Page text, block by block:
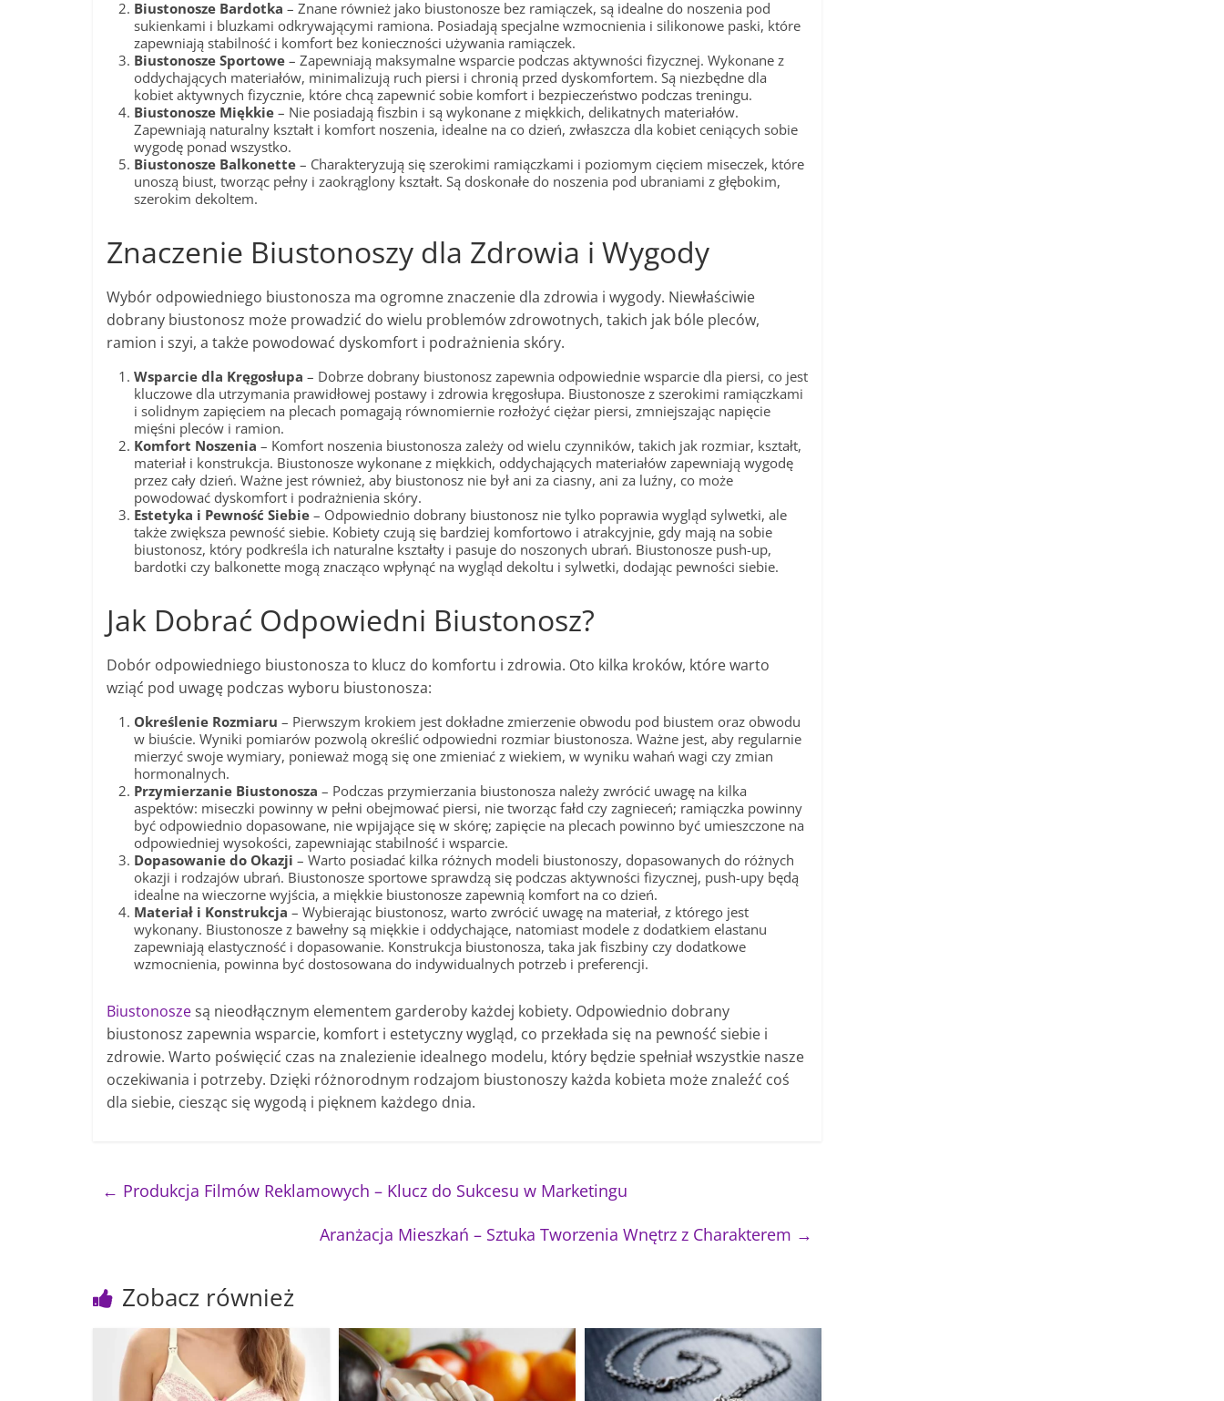
Biustonosze Bardotka – Znane również jako biustonosze bez ramiączek, są idealne do noszenia pod
sukienkami i bluzkami odkrywającymi ramiona. Posiadają specjalne wzmocnienia i silikonowe paski, które
zapewniają stabilność i komfort bez konieczności używania ramiączek.
Biustonosze Sportowe – Zapewniają maksymalne wsparcie podczas aktywności fizycznej. Wykonane z
oddychających materiałów, minimalizują ruch piersi i chronią przed dyskomfortem. Są niezbędne dla
kobiet aktywnych fizycznie, które chcą zapewnić sobie komfort i bezpieczeństwo podczas treningu.
Biustonosze Miękkie – Nie posiadają fiszbin i są wykonane z miękkich, delikatnych materiałów.
Zapewniają naturalny kształt i komfort noszenia, idealne na co dzień, zwłaszcza dla kobiet ceniących sobie
wygodę ponad wszystko.
Biustonosze Balkonette – Charakteryzują się szerokimi ramiączkami i poziomym cięciem miseczek, które
unoszą biust, tworząc pełny i zaokrąglony kształt. Są doskonałe do noszenia pod ubraniami z głębokim,
szerokim dekoltem.
Znaczenie Biustonoszy dla Zdrowia i Wygody
Wybór odpowiedniego biustonosza ma ogromne znaczenie dla zdrowia i wygody. Niewłaściwie
dobrany biustonosz może prowadzić do wielu problemów zdrowotnych, takich jak bóle pleców,
ramion i szyi, a także powodować dyskomfort i podrażnienia skóry.
Wsparcie dla Kręgosłupa – Dobrze dobrany biustonosz zapewnia odpowiednie wsparcie dla piersi, co jest
kluczowe dla utrzymania prawidłowej postawy i zdrowia kręgosłupa. Biustonosze z szerokimi ramiączkami
i solidnym zapięciem na plecach pomagają równomiernie rozłożyć ciężar piersi, zmniejszając napięcie
mięśni pleców i ramion.
Komfort Noszenia – Komfort noszenia biustonosza zależy od wielu czynników, takich jak rozmiar, kształt,
materiał i konstrukcja. Biustonosze wykonane z miękkich, oddychających materiałów zapewniają wygodę
przez cały dzień. Ważne jest również, aby biustonosz nie był ani za ciasny, ani za luźny, co może
powodować dyskomfort i podrażnienia skóry.
Estetyka i Pewność Siebie – Odpowiednio dobrany biustonosz nie tylko poprawia wygląd sylwetki, ale
także zwiększa pewność siebie. Kobiety czują się bardziej komfortowo i atrakcyjnie, gdy mają na sobie
biustonosz, który podkreśla ich naturalne kształty i pasuje do noszonych ubrań. Biustonosze push-up,
bardotki czy balkonette mogą znacząco wpłynąć na wygląd dekoltu i sylwetki, dodając pewności siebie.
Jak Dobrać Odpowiedni Biustonosz?
Dobór odpowiedniego biustonosza to klucz do komfortu i zdrowia. Oto kilka kroków, które warto
wziąć pod uwagę podczas wyboru biustonosza:
Określenie Rozmiaru – Pierwszym krokiem jest dokładne zmierzenie obwodu pod biustem oraz obwodu
w biuście. Wyniki pomiarów pozwolą określić odpowiedni rozmiar biustonosza. Ważne jest, aby regularnie
mierzyć swoje wymiary, ponieważ mogą się one zmieniać z wiekiem, w wyniku wahań wagi czy zmian
hormonalnych.
Przymierzanie Biustonosza – Podczas przymierzania biustonosza należy zwrócić uwagę na kilka
aspektów: miseczki powinny w pełni obejmować piersi, nie tworząc fałd czy zagnieceń; ramiączka powinny
być odpowiednio dopasowane, nie wpijające się w skórę; zapięcie na plecach powinno być umieszczone na
odpowiedniej wysokości, zapewniając stabilność i wsparcie.
Dopasowanie do Okazji – Warto posiadać kilka różnych modeli biustonoszy, dopasowanych do różnych
okazji i rodzajów ubrań. Biustonosze sportowe sprawdzą się podczas aktywności fizycznej, push-upy będą
idealne na wieczorne wyjścia, a miękkie biustonosze zapewnią komfort na co dzień.
Materiał i Konstrukcja – Wybierając biustonosz, warto zwrócić uwagę na materiał, z którego jest
wykonany. Biustonosze z bawełny są miękkie i oddychające, natomiast modele z dodatkiem elastanu
zapewniają elastyczność i dopasowanie. Konstrukcja biustonosza, taka jak fiszbiny czy dodatkowe
wzmocnienia, powinna być dostosowana do indywidualnych potrzeb i preferencji.
Biustonoszesą nieodłącznym elementem garderoby każdej kobiety. Odpowiednio dobrany
biustonosz zapewnia wsparcie, komfort i estetyczny wygląd, co przekłada się na pewność siebie i
zdrowie. Warto poświęcić czas na znalezienie idealnego modelu, który będzie spełniał wszystkie nasze
oczekiwania i potrzeby. Dzięki różnorodnym rodzajom biustonoszy każda kobieta może znaleźć coś
dla siebie, ciesząc się wygodą i pięknem każdego dnia.
← Produkcja Filmów Reklamowych – Klucz do Sukcesu w Marketingu
Aranżacja Mieszkań – Sztuka Tworzenia Wnętrz z Charakterem →
Zobacz również